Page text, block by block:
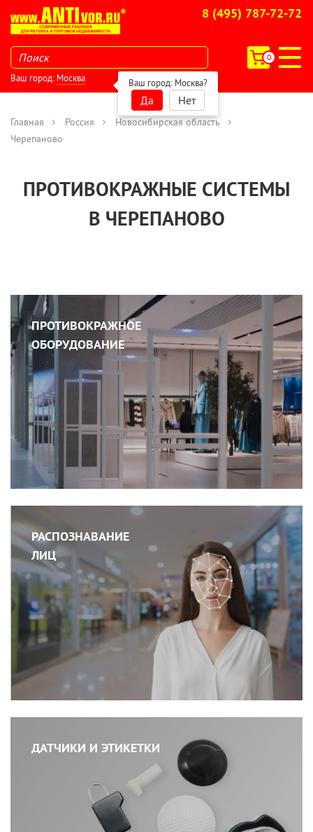
8 (495) 787-72-72
0
Ваш город: Москва Ваш город: Москва?
Да Нет
Главная Россия
Новосибирская область
Черепаново
ПРОТИВОКРАЖНЫЕ СИСТЕМЫ
В ЧЕРЕПАНОВО
ПРОТИВОКРАЖНОЕ
ОБОРУДОВАНИЕ
РАСПОЗНАВАНИЕ
ЛИЦ
ДАТЧИКИ И ЭТИКЕТКИ